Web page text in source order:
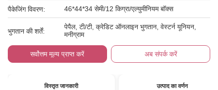
पैकेजिंग विवरण: 46*44*34 सेमी/12 किग्रा/एल्युमीनियम बॉक्स
भुगतान की शर्तें:
पेपैल, टी/टी, क्रेडिट ऑनलाइन भुगतान, वेस्टर्न यूनियन,
मनीग्राम
सर्वोत्तम मूल्य प्राप्त करें अब संपर्क करें
विस्तृत जानकारी उत्पाद का वर्णन